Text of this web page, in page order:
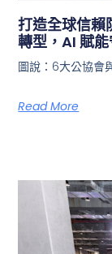
打造全球信賴
轉型，AI 賦
圖說：6大公協會
Read More